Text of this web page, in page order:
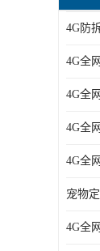
2G/
4G防
4G全
4G全
4G全
4G全
宠物
4G全